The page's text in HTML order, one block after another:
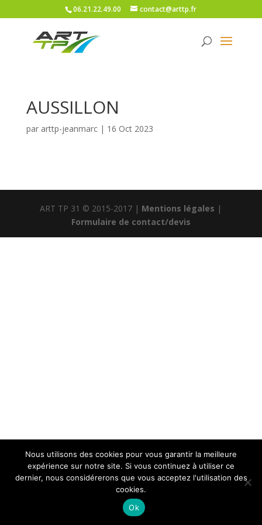
06.21.22.49.00 contact@arttp.fr
AUSSILLON
par arttp-jeanmarc| 16 Oct 2023
ART TP 31 © 2015-2017 | Mentions légales |
Formulaire de contact/devis
Nous utilisons des cookies pour vous garantir la meilleure
expérience sur notre site. Si vous continuez à utiliser ce
dernier, nous considérerons que vous acceptez l'utilisation des
cookies.
Ok